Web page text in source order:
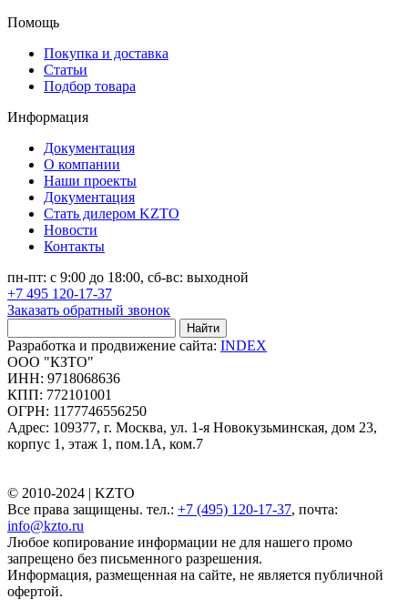
Помощь
Покупка и доставка
Статьи
Подбор товара
Информация
Документация
О компании
Наши проекты
Документация
Стать дилером KZTO
Новости
Контакты
пн-пт: с 9:00 до 18:00, сб-вс: выходной
+7 495 120-17-37
Заказать обратный звонок
Найти
Разработка и продвижение сайта: INDEX
ООО "КЗТО"
ИНН: 9718068636
КПП: 772101001
ОГРН: 1177746556250
Адрес: 109377, г. Москва, ул. 1-я Новокузьминская, дом 23,
корпус 1, этаж 1, пом.1А, ком.7
© 2010-2024 | KZTO
Все права защищены. тел.: +7 (495) 120-17-37, почта:
info@kzto.ru
Любое копирование информации не для нашего промо
запрещено без письменного разрешения.
Информация, размещенная на сайте, не является публичной
офертой.